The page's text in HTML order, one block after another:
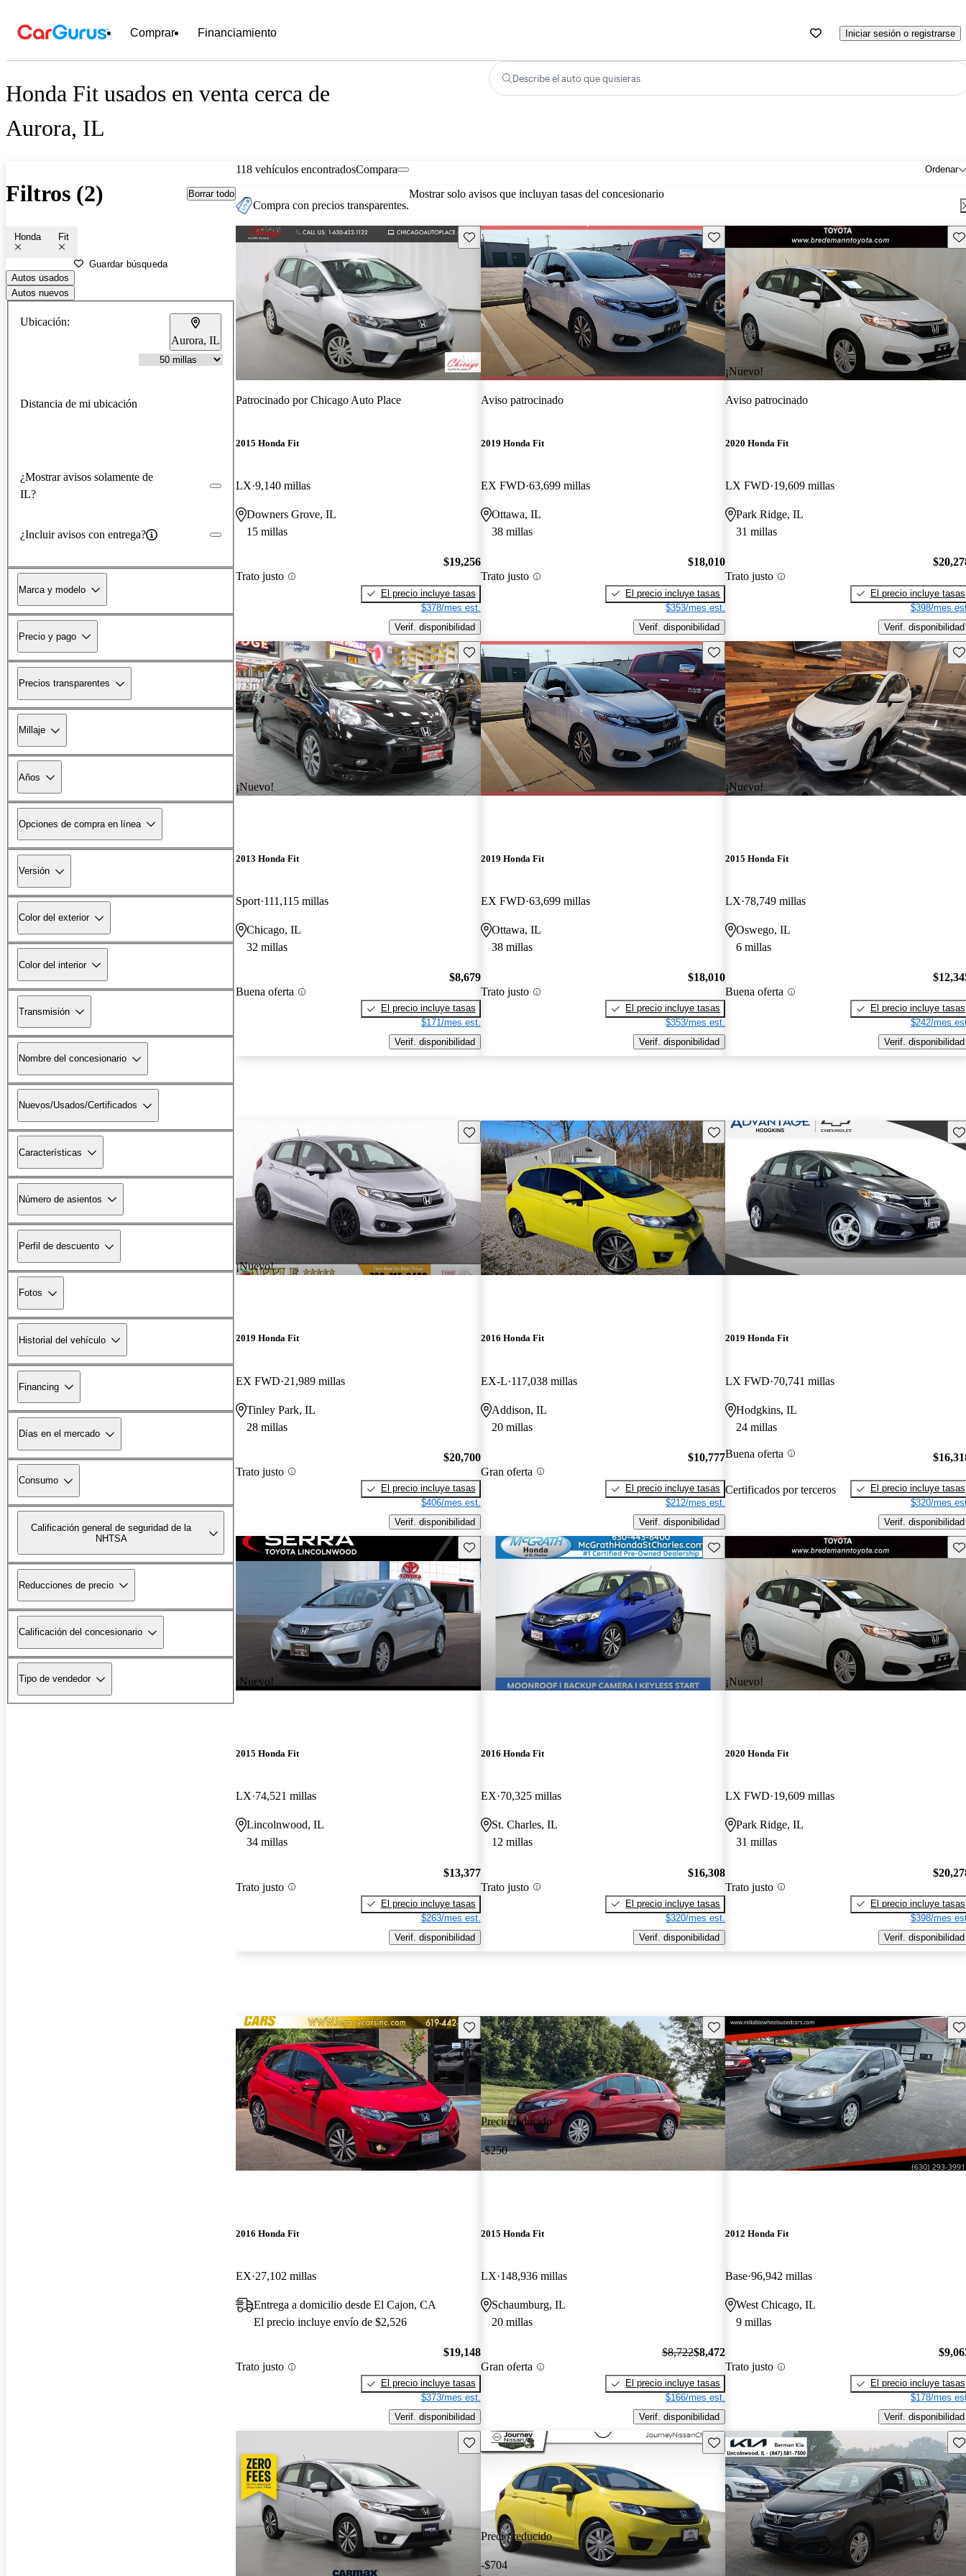
Comprar Financiamiento Iniciar sesión o registrarse
Honda Fit usados en venta cerca de
Aurora, IL
Describe el auto que quisieras
Filtros (2) Borrar todo
Honda Fit
Guardar búsqueda
Autos usados
Autos nuevos
Ubicación:
Aurora, IL
Distancia de mi ubicación
¿Mostrar avisos solamente de
IL?
¿Incluir avisos con entrega?
Marca y modelo
Precio y pago
Precios transparentes
Millaje
Años
Opciones de compra en línea
Versión
Color del exterior
Color del interior
Transmisión
Nombre del concesionario
Nuevos/Usados/Certificados
Características
Número de asientos
Perfil de descuento
Fotos
Historial del vehículo
Financing
Días en el mercado
Consumo
Calificación general de seguridad de la
NHTSA
Reducciones de precio
Calificación del concesionario
Tipo de vendedor
118 vehículos encontrados Ordenar
Compara
Compra con precios transparentes.
Mostrar solo avisos que incluyan tasas del concesionario
Guarda este Aviso
Patrocinado porChicago Auto Place
2015 Honda Fit
LX 9,140 millas
Downers Grove, IL
15 millas
Trato justo
$19,256
El precio incluye tasas
$378/mes est.
Verif. disponibilidad
Guarda este Aviso
Aviso patrocinado
2019 Honda Fit
EX FWD 63,699 millas
Ottawa, IL
38 millas
Trato justo
$18,010
El precio incluye tasas
$353/mes est.
Verif. disponibilidad
¡Nuevo!
Aviso patrocinado
2020 Honda Fit
LX FWD 19,609 millas
Park Ridge, IL
31 millas
Trato justo
El precio incluye tasas
$398/mes
Verif. disponibilidad
¡Nuevo!
Guarda este Aviso
2013 Honda Fit
Sport 111,115 millas
Chicago, IL
32 millas
Buena oferta
$8,679
El precio incluye tasas
$171/mes est.
Verif. disponibilidad
Guarda este Aviso
2019 Honda Fit
EX FWD 63,699 millas
Ottawa, IL
38 millas
Trato justo
$18,010
El precio incluye tasas
$353/mes est.
Verif. disponibilidad
¡Nuevo!
2015 Honda Fit
LX 78,749 millas
Oswego, IL
6 millas
Buena oferta
El precio incluye tasas
$242/mes
Verif. disponibilidad
¡Nuevo!
Guarda este Aviso
2019 Honda Fit
EX FWD 21,989 millas
Tinley Park, IL
28 millas
Trato justo
$20,700
El precio incluye tasas
$406/mes est.
Verif. disponibilidad
Guarda este Aviso
2016 Honda Fit
EX-L 117,038 millas
Addison, IL
20 millas
Gran oferta
$10,777
El precio incluye tasas
$212/mes est.
Verif. disponibilidad
2019 Honda Fit
LX FWD 70,741 millas
Hodgkins, IL
24 millas
Buena oferta
Certificados por terceros
El precio incluye tasas
$320/mes
Verif. disponibilidad
¡Nuevo!
Guarda este Aviso
2015 Honda Fit
LX 74,521 millas
Lincolnwood, IL
34 millas
Trato justo
$13,377
El precio incluye tasas
$263/mes est.
Verif. disponibilidad
Guarda este Aviso
2016 Honda Fit
EX 70,325 millas
St. Charles, IL
12 millas
Trato justo
$16,308
El precio incluye tasas
$320/mes est.
Verif. disponibilidad
¡Nuevo!
2020 Honda Fit
LX FWD 19,609 millas
Park Ridge, IL
31 millas
Trato justo
El precio incluye tasas
$398/mes
Verif. disponibilidad
Guarda este Aviso
2016 Honda Fit
EX 27,102 millas
Entrega a domicilio desde El Cajon, CA
El precio incluye envío de $2,526
Trato justo
$19,148
El precio incluye tasas
$373/mes est.
Verif. disponibilidad
Precio reducido
-$250
Guarda este Aviso
2015 Honda Fit
LX 148,936 millas
Schaumburg, IL
20 millas
Gran oferta
$8,722$8,472
El precio incluye tasas
$166/mes est.
Verif. disponibilidad
2012 Honda Fit
Base 96,942 millas
West Chicago, IL
9 millas
Trato justo
El precio incluye tasas
$178/mes
Verif. disponibilidad
Guarda este Aviso
Precio reducido
-$704
Guarda este Aviso